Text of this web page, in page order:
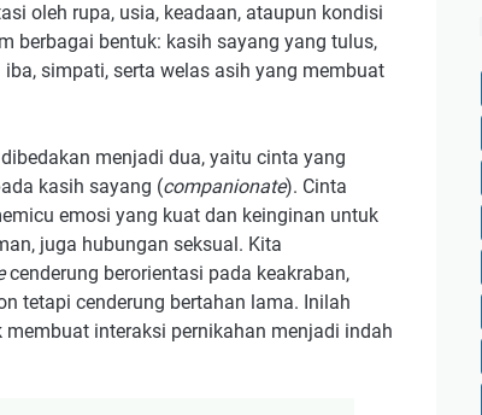
oleh rupa, usia, keadaan, ataupun kondisi
berbagai bentuk: kasih sayang yang tulus,
simpati, serta welas asih yang membuat
menjadi dua, yaitu cinta yang
kasih sayang (companionate). Cinta
emosi yang kuat dan keinginan untuk
juga hubungan seksual. Kita
cenderung berorientasi pada keakraban,
tetapi cenderung bertahan lama. Inilah
interaksi pernikahan menjadi indah